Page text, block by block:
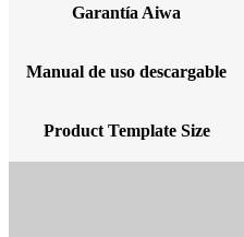
Garantía Aiwa
Manual de uso descargable
Product Template Size